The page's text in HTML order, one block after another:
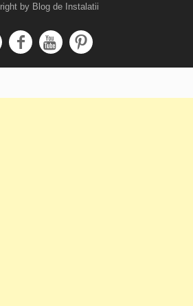
by Blog de Instalatii
  